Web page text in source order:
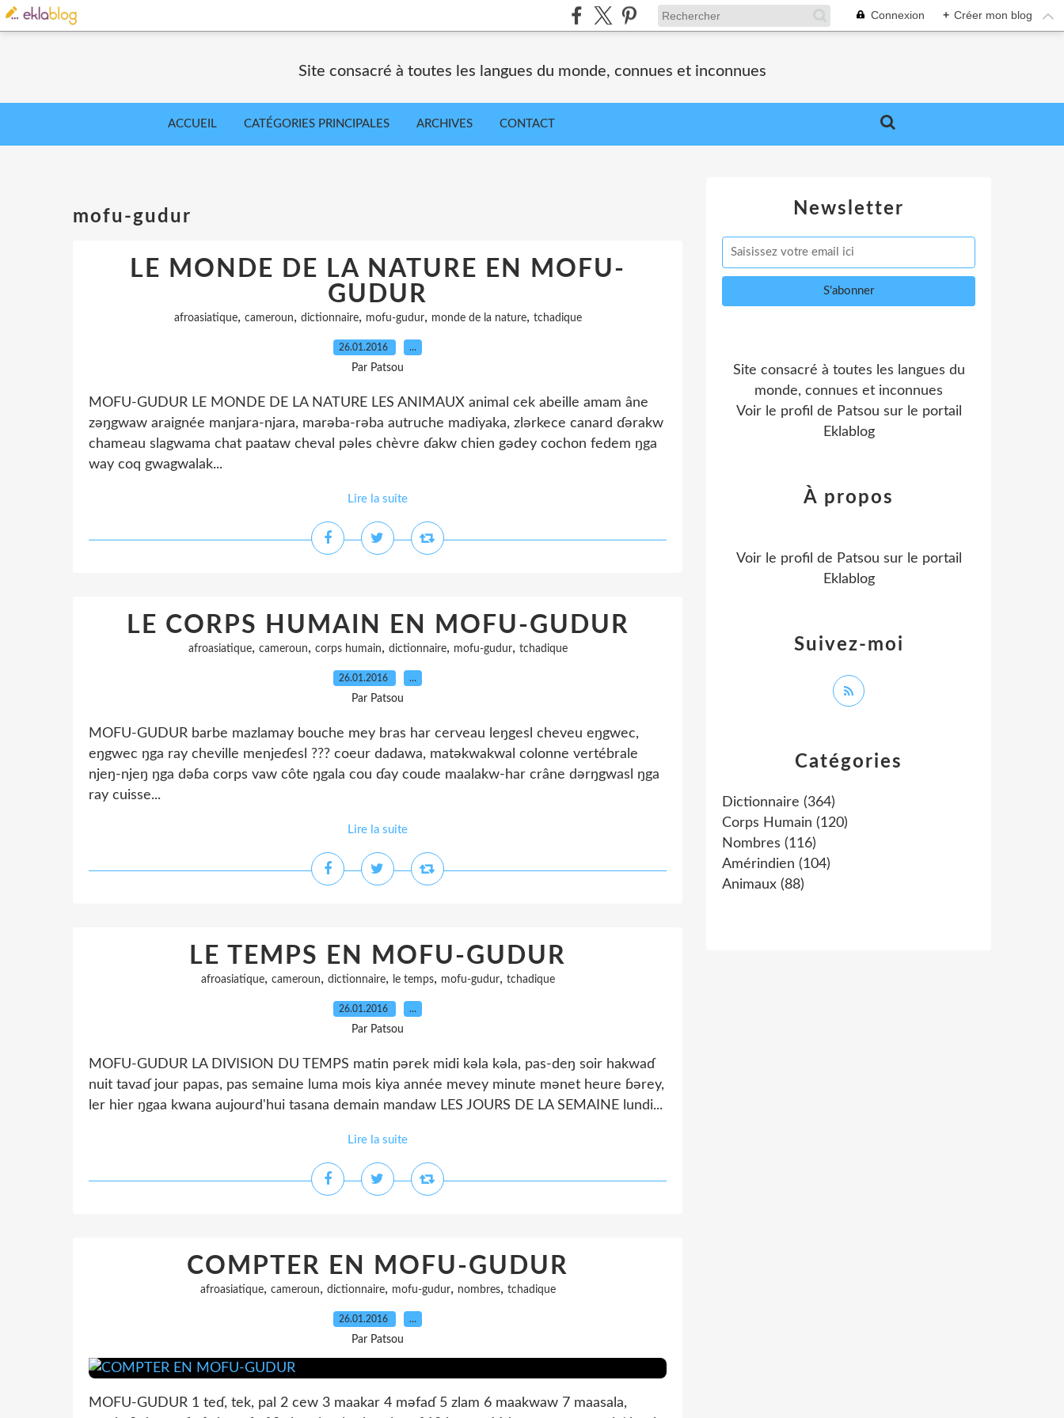
Connexion + Créer mon blog
Site consacré à toutes les langues du monde, connues et inconnues
ACCUEIL CATÉGORIES PRINCIPALES ARCHIVES CONTACT
mofu-gudur
LE MONDE DE LA NATURE EN MOFU-
GUDUR
afroasiatique, cameroun, dictionnaire, mofu-gudur, monde de la nature, tchadique
26.01.2016 …
Par Patsou
MOFU-GUDUR LE MONDE DE LA NATURE LES ANIMAUX animal cek abeille amam âne
zəŋgwaw araignée manjara-njara, marəba-rəba autruche madiyaka, zlərkece canard ɗərakw
chameau slagwama chat paataw cheval pəles chèvre ɗakw chien gədey cochon fedem ŋga
way coq gwagwalak...
Lire la suite
LE CORPS HUMAIN EN MOFU-GUDUR
afroasiatique, cameroun, corps humain, dictionnaire, mofu-gudur, tchadique
26.01.2016 …
Par Patsou
MOFU-GUDUR barbe mazlamay bouche mey bras har cerveau leŋgesl cheveu eŋgwec,
eŋgwec ŋga ray cheville menjeɗesl ??? coeur dadawa, matəkwakwal colonne vertébrale
njeŋ-njeŋ ŋga dəɓa corps vaw côte ŋgala cou ɗay coude maalakw-har crâne dərŋgwasl ŋga
ray cuisse...
Lire la suite
LE TEMPS EN MOFU-GUDUR
afroasiatique, cameroun, dictionnaire, le temps, mofu-gudur, tchadique
26.01.2016 …
Par Patsou
MOFU-GUDUR LA DIVISION DU TEMPS matin pərek midi kəla kəla, pas-deŋ soir hakwaɗ
nuit tavaɗ jour papas, pas semaine luma mois kiya année mevey minute mənet heure ɓərey,
ler hier ŋgaa kwana aujourd'hui tasana demain mandaw LES JOURS DE LA SEMAINE lundi...
Lire la suite
COMPTER EN MOFU-GUDUR
afroasiatique, cameroun, dictionnaire, mofu-gudur, nombres, tchadique
26.01.2016 …
Par Patsou
MOFU-GUDUR 1 teɗ, tek, pal 2 cew 3 maakar 4 məfaɗ 5 zlam 6 maakwaw 7 maasala,
Newsletter
Catégories
Dictionnaire (364)
Corps Humain (120)
Nombres (116)
Amérindien (104)
Animaux (88)
Site consacré à toutes les langues du
monde, connues et inconnues
Voir le profil de Patsou sur le portail
Eklablog
Suivez-moi
À propos
Voir le profil de Patsou sur le portail
Eklablog